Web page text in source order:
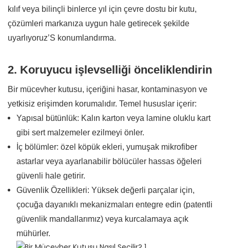
kılıf veya bilinçli binlerce yıl için çevre dostu bir kutu,
çözümleri markanıza uygun hale getirecek şekilde
uyarlıyoruz’S konumlandırma.
2. Koruyucu işlevselliği önceliklendirin
Bir mücevher kutusu, içeriğini hasar, kontaminasyon ve
yetkisiz erişimden korumalıdır. Temel hususlar içerir:
Yapısal bütünlük: Kalın karton veya lamine oluklu kart
gibi sert malzemeler ezilmeyi önler.
İç bölümler: özel köpük ekleri, yumuşak mikrofiber
astarlar veya ayarlanabilir bölücüler hassas öğeleri
güvenli hale getirir.
Güvenlik Özellikleri: Yüksek değerli parçalar için,
çocuğa dayanıklı mekanizmaları entegre edin (patentli
güvenlik mandallarımız) veya kurcalamaya açık
mühürler.